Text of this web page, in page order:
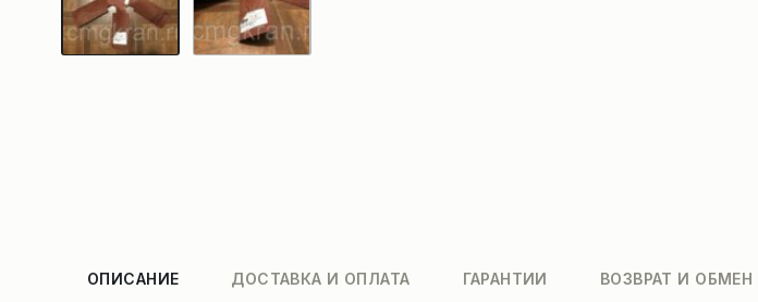
ОПИСАНИЕ ДОСТАВКА И ОПЛАТА ГАРАНТИИ ВОЗВРАТ И ОБМЕН